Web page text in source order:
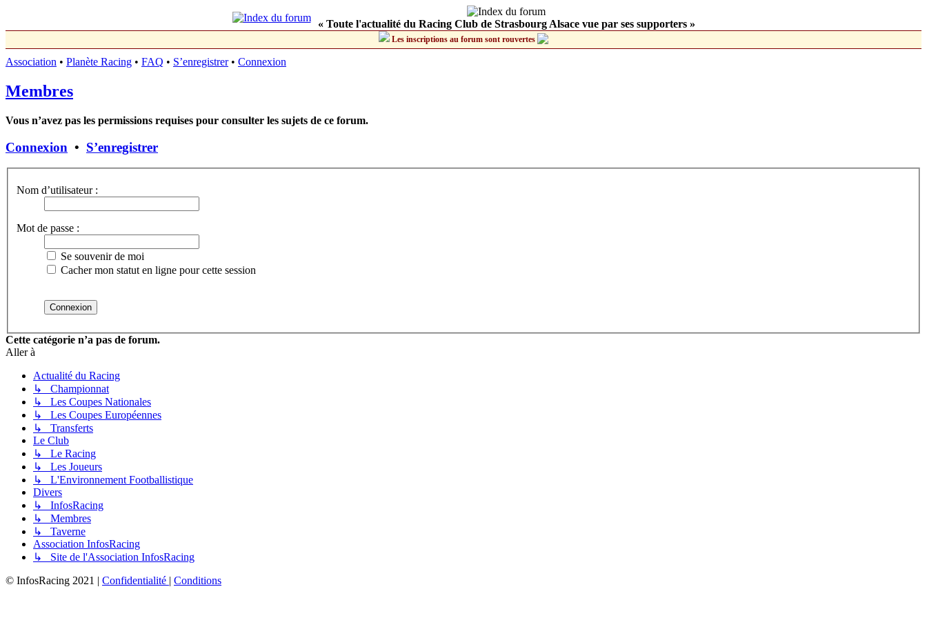
« Toute l'actualité du Racing Club de Strasbourg Alsace vue par ses supporters »
Les inscriptions au forum sont rouvertes
Association • Planète Racing • FAQ • S’enregistrer• Connexion
Membres
Vous n’avez pas les permissions requises pour consulter les sujets de ce forum.
Connexion • S’enregistrer
Nom d’utilisateur :
Mot de passe :
Se souvenir de moi
Cacher mon statut en ligne pour cette session
Cette catégorie n’a pas de forum.
Aller à
Actualité du Racing
↳ Championnat
↳ Les Coupes Nationales
↳ Les Coupes Européennes
↳ Transferts
Le Club
↳ Le Racing
↳ Les Joueurs
↳ L'Environnement Footballistique
Divers
↳ InfosRacing
↳ Membres
↳ Taverne
Association InfosRacing
↳ Site de l'Association InfosRacing
© InfosRacing 2021 | Confidentialité | Conditions